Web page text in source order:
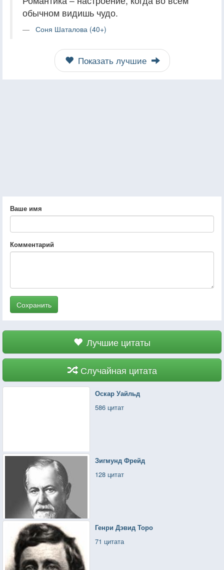
обычном видишь чудо.
Соня Шаталова (40+)
Показать лучшие
Ваше имя
Комментарий
Сохранить
Лучшие цитаты
Случайная цитата
Оскар Уайльд
586 цитат
Зигмунд Фрейд
128 цитат
Генри Дэвид Торо
71 цитата